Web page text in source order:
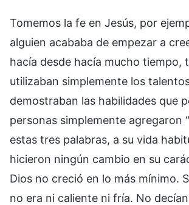
Tomemos la fe en Jesús, por
alguien acababa de empezar a
hacía desde hacía mucho tiempo,
utilizaban simplemente los
demostraban las habilidades que
personas simplemente agregaron
estas tres palabras, a su vida
hicieron ningún cambio en su
Dios no creció en lo más mínimo.
no era ni caliente ni fría. No